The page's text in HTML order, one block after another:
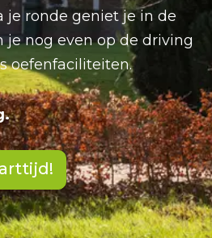
je ronde geniet je in de
je nog even op de driving
oefenfaciliteiten.